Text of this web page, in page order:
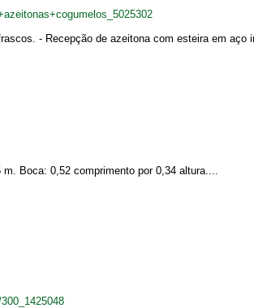
- Recepção de azeitona com esteira em aço
Boca: 0,52 comprimento por 0,34 altura....